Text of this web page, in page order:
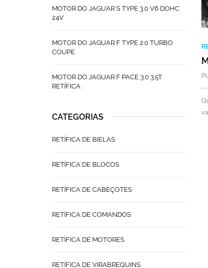
MOTOR DO JAGUAR S TYPE 3.0 V6 DOHC
24V
MOTOR DO JAGUAR F TYPE 2.0 TURBO
COUPE
MOTOR DO JAGUAR F PACE 3.0 3.5T
RETÍFICA
CATEGORIAS
RETÍFICA DE BIELAS
RETÍFICA DE BLOCOS
RETÍFICA DE CABEÇOTES
RETÍFICA DE COMANDOS
RETÍFICA DE MOTORES
RETÍFICA DE VIRABREQUINS